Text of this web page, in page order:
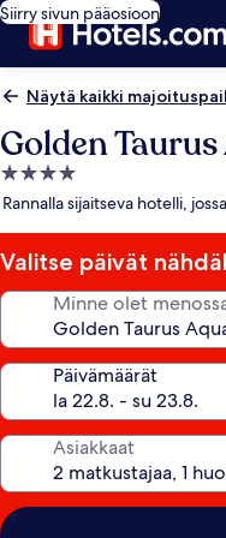
Siirry sivun pääosioon
Näytä kaikki
Golden
4.0
tähden
Rannalla sijaitseva hotelli,
Valitse päivät
Minne olet
Päivämäärät
Asiakkaat